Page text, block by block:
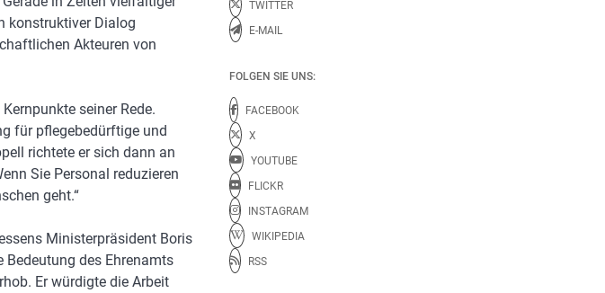
konstruktiver Dialog
Akteuren von
seiner Rede.
für pflegebedürftige und
richtete er sich dann an
Sie Personal reduzieren
geht.“
Ministerpräsident Boris
Bedeutung des Ehrenamts
Er würdigte die Arbeit
TWITTER
E-MAIL
FOLGEN SIE UNS:
FACEBOOK
X
YOUTUBE
FLICKR
INSTAGRAM
WIKIPEDIA
RSS